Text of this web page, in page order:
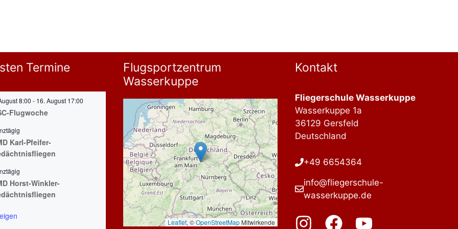
Termine
8:00 - 16. August 17:00
Flugwoche
Karl-Pfeifer-
Horst-Winkler-
Flugsportzentrum
Wasserkuppe
Leaflet, ©OpenStreetMapMitwirkende
Kontakt
Fliegerschule Wasserkuppe
Wasserkuppe 1a
36129 Gersfeld
Deutschland
+49 6654364
info@fliegerschule-
wasserkuppe.de